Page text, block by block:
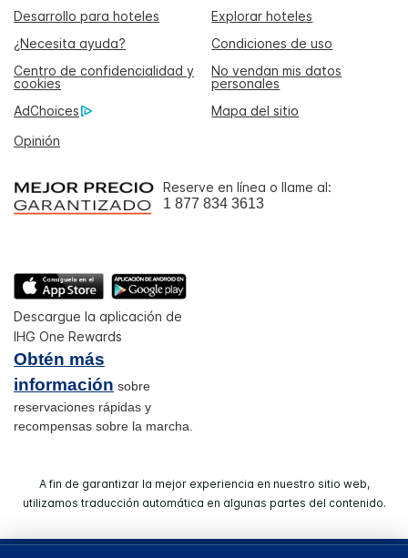
Desarrollo para hoteles
Explorar hoteles
¿Necesita ayuda?
Condiciones de uso
Centro de confidencialidad y
cookies
No vendan mis datos
personales
AdChoices
Mapa del sitio
Opinión
Reserve en línea o llame al:
1 877 834 3613
Descargue la aplicación de
IHG One Rewards
Obtén más
información sobre
reservaciones rápidas y
recompensas sobre la marcha.
A fin de garantizar la mejor experiencia en nuestro sitio web,
utilizamos traducción automática en algunas partes del contenido.